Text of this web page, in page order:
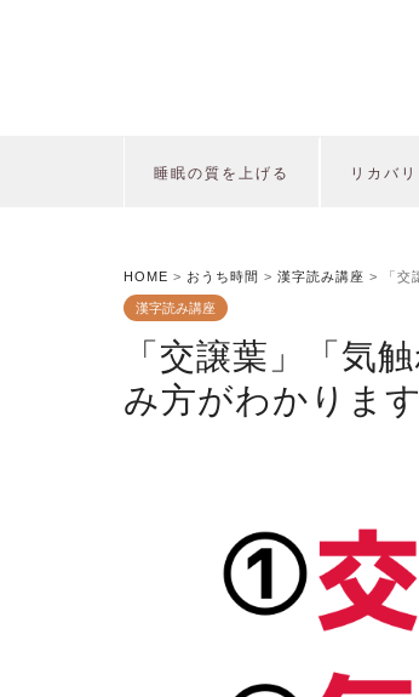
睡眠の質を上げる リカバ
HOME > おうち時間 > 漢字読み講座 > 「
漢字読み講座
「交譲葉」「気
み方がわかりま